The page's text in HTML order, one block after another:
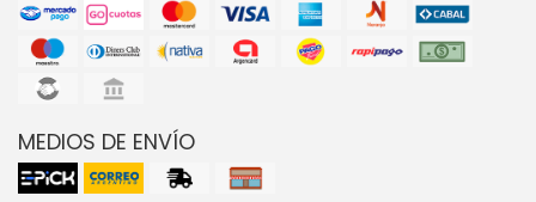
MEDIOS DE ENVÍO